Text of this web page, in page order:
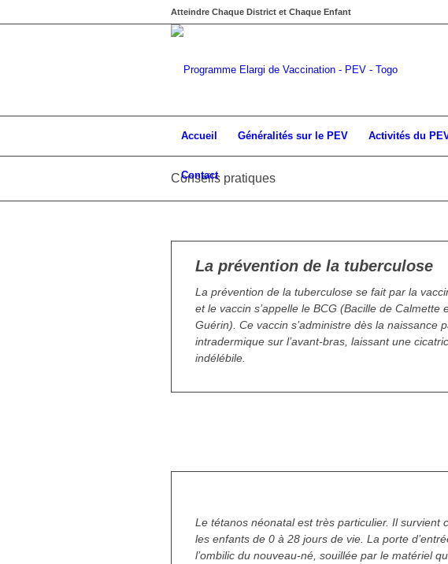
Atteindre Chaque District et Chaque Enfant
Accueil Généralités sur le PEV Activités du
Contact
Conseils pratiques
La prévention de la tuberculose
La prévention de la tuberculose se fait par la
et le vaccin s’appelle le BCG (Bacille de Calmette
Guérin). Ce vaccin s’administre dès la naissance
intradermique sur l’avant-bras, laissant une
indélébile.
Le tétanos néonatal est très particulier. Il survient
les enfants de 0 à 28 jours de vie. La porte
l’ombilic du nouveau-né, souillée par le matériel